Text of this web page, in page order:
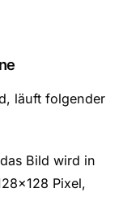
läuft folgender
Bild wird in
Pixel,